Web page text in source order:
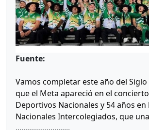
Fuente:
Vamos completar este año del Siglo
que el Meta apareció en el
Deportivos Nacionales y 54 años en
Nacionales Intercolegiados, que
............................